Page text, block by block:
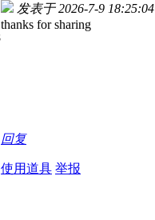
发表于 2026-7-9 18:25:04
thanks for sharing
回复
使用道具 举报